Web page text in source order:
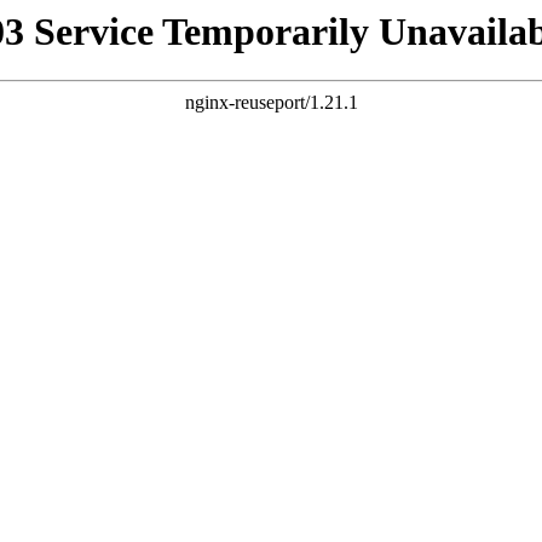
Service Temporarily
nginx-reuseport/1.21.1